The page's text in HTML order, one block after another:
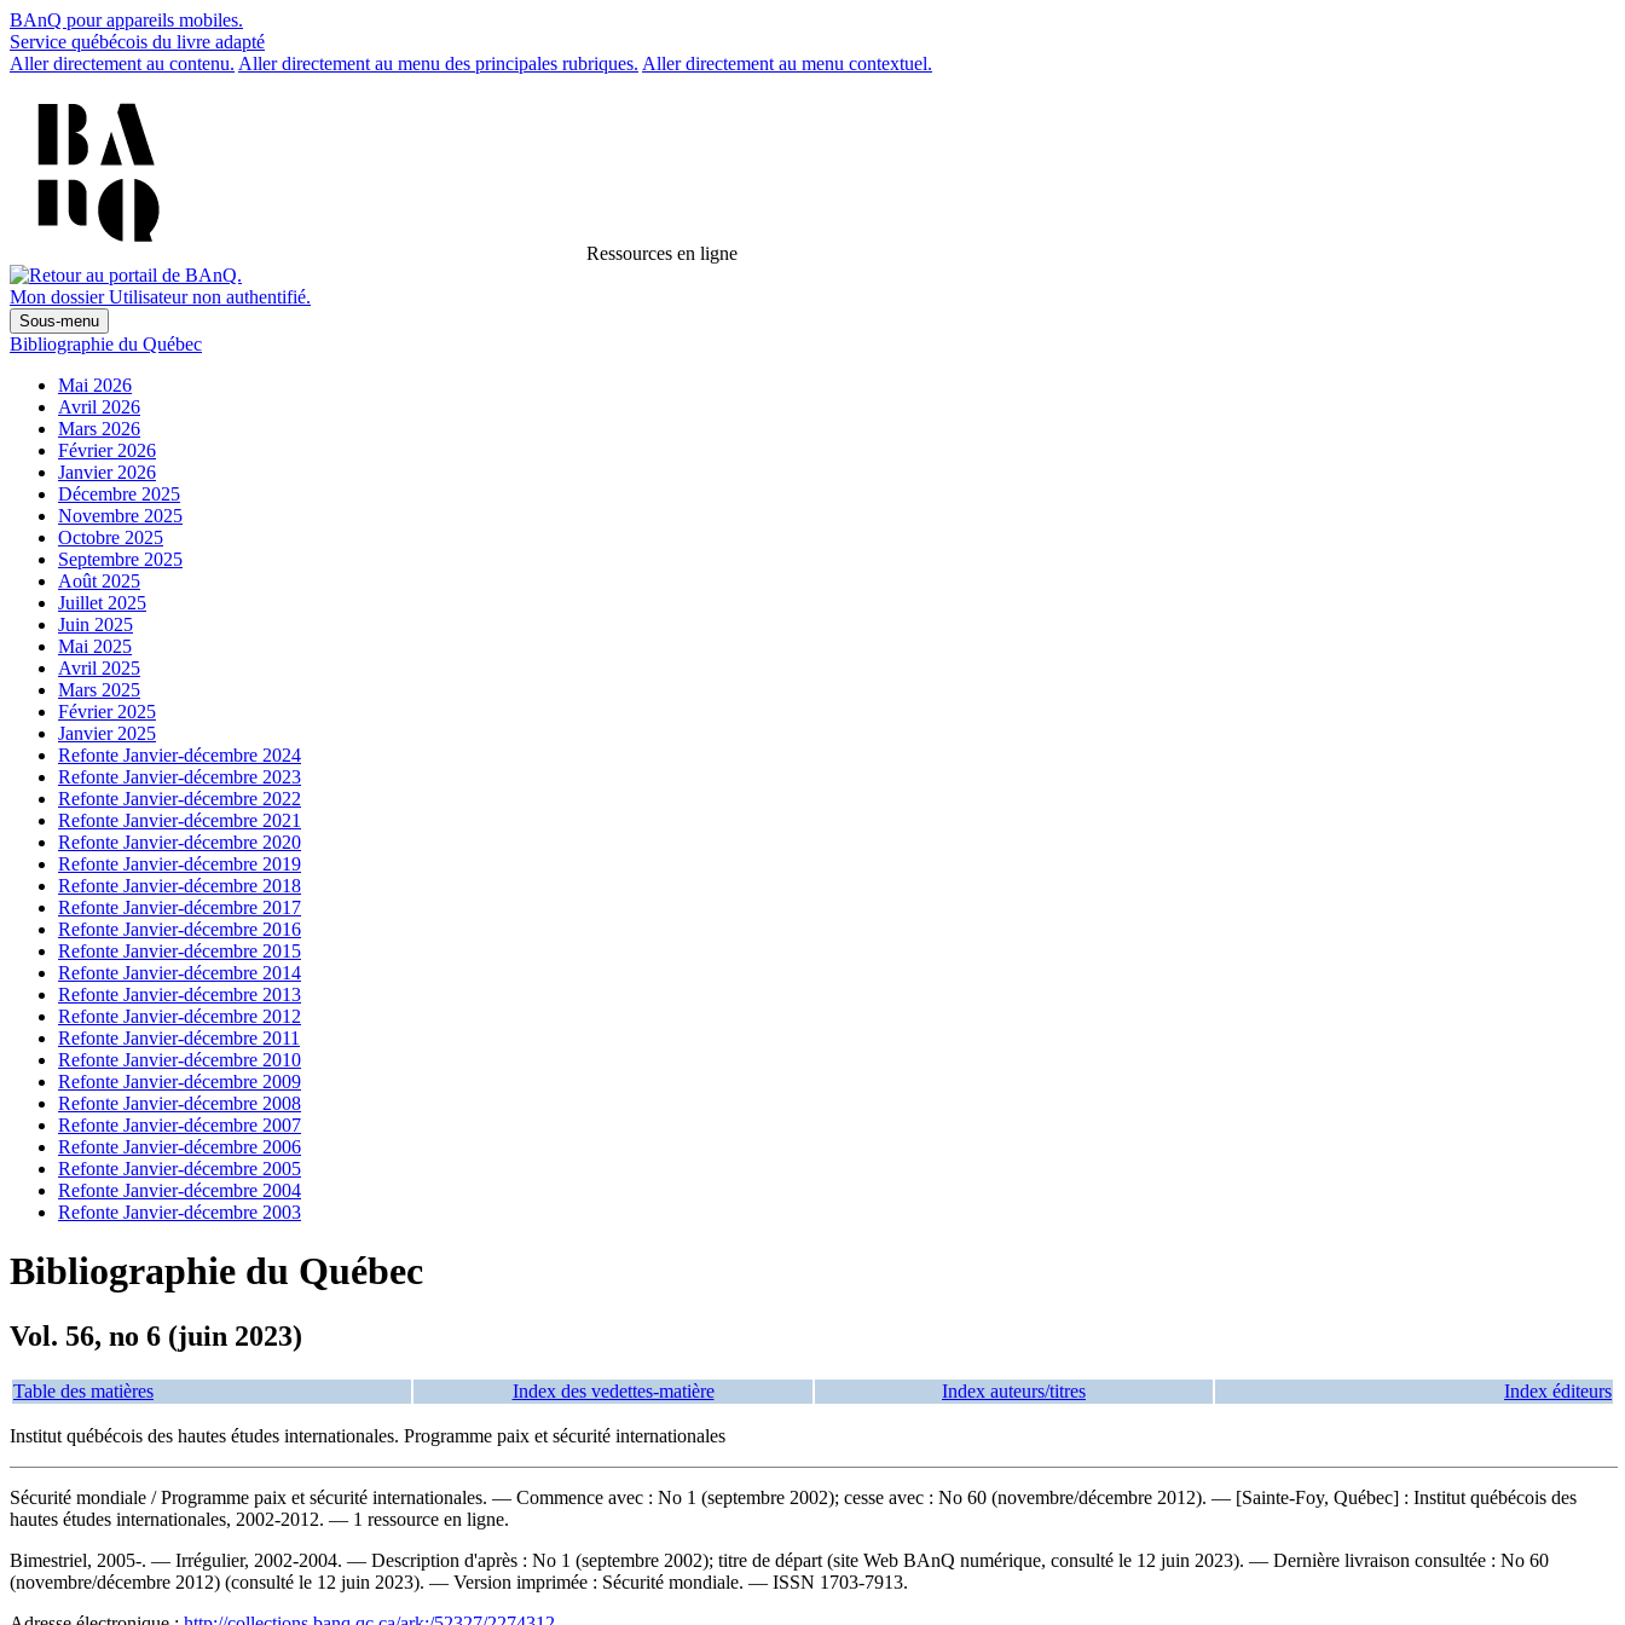
BAnQ pour appareils mobiles.
Service québécois du livre adapté
Aller directement au contenu. Aller directement au menu des principales rubriques. Aller directement au menu contextuel.
Ressources en ligne
Mon dossier Utilisateur non authentifié.
Sous-menu
Bibliographie du Québec
Mai 2026
Avril 2026
Mars 2026
Février 2026
Janvier 2026
Décembre 2025
Novembre 2025
Octobre 2025
Septembre 2025
Août 2025
Juillet 2025
Juin 2025
Mai 2025
Avril 2025
Mars 2025
Février 2025
Janvier 2025
Refonte Janvier-décembre 2024
Refonte Janvier-décembre 2023
Refonte Janvier-décembre 2022
Refonte Janvier-décembre 2021
Refonte Janvier-décembre 2020
Refonte Janvier-décembre 2019
Refonte Janvier-décembre 2018
Refonte Janvier-décembre 2017
Refonte Janvier-décembre 2016
Refonte Janvier-décembre 2015
Refonte Janvier-décembre 2014
Refonte Janvier-décembre 2013
Refonte Janvier-décembre 2012
Refonte Janvier-décembre 2011
Refonte Janvier-décembre 2010
Refonte Janvier-décembre 2009
Refonte Janvier-décembre 2008
Refonte Janvier-décembre 2007
Refonte Janvier-décembre 2006
Refonte Janvier-décembre 2005
Refonte Janvier-décembre 2004
Refonte Janvier-décembre 2003
Bibliographie du Québec
Vol. 56, no 6 (juin 2023)
Table des matières Index des vedettes-matière Index auteurs/titres Index éditeurs
Institut québécois des hautes études internationales. Programme paix et sécurité internationales
Sécurité mondiale / Programme paix et sécurité internationales. — Commence avec : No 1 (septembre 2002); cesse avec : No 60 (novembre/décembre 2012). — [Sainte-Foy, Québec] : Institut québécois des
hautes études internationales, 2002-2012. — 1 ressource en ligne.
Bimestriel, 2005-. — Irrégulier, 2002-2004. — Description d'après : No 1 (septembre 2002); titre de départ (site Web BAnQ numérique, consulté le 12 juin 2023). — Dernière livraison consultée : No 60
(novembre/décembre 2012) (consulté le 12 juin 2023). — Version imprimée : Sécurité mondiale. — ISSN 1703-7913.